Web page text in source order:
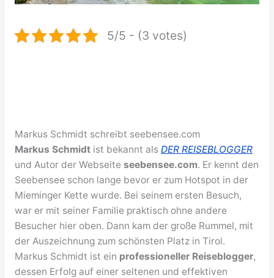
5/5 - (3 votes)
Markus Schmidt schreibt seebensee.com
Markus Schmidtist bekannt als DER REISEBLOGGER
und Autor der Webseite seebensee.com. Er kennt den
Seebensee schon lange bevor er zum Hotspot in der
Mieminger Kette wurde. Bei seinem ersten Besuch,
war er mit seiner Familie praktisch ohne andere
Besucher hier oben. Dann kam der große Rummel, mit
der Auszeichnung zum schönsten Platz in Tirol.
Markus Schmidt ist ein professioneller Reiseblogger,
dessen Erfolg auf einer seltenen und effektiven